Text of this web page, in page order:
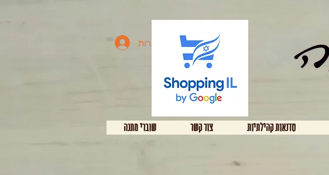
להתחברות
סדנאות קהילתיות צור קשר שוברי מתנה